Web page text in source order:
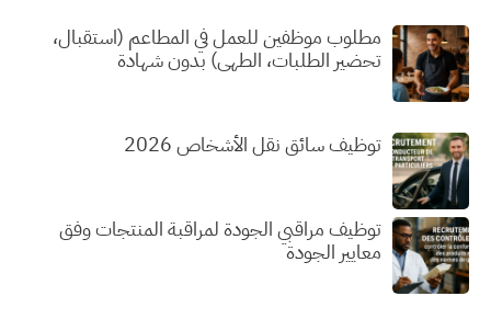
مطلوب موظفين للعمل في المطاعم (استقبال،
تحضير الطلبات، الطهي) بدون شهادة
توظيف سائق نقل الأشخاص 2026
توظيف مراقبي الجودة لمراقبة المنتجات وفق
معايير الجودة